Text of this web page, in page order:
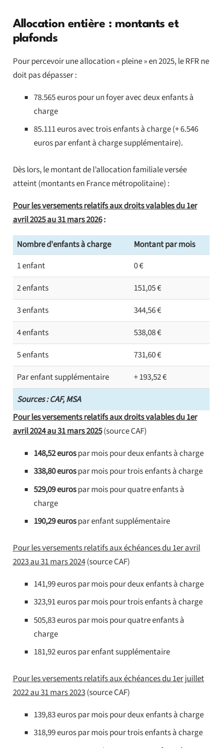
Allocation entière : montants et
plafonds
Pour percevoir une allocation « pleine » en 2025, le RFR ne
doit pas dépasser :
78.565 euros pour un foyer avec deux enfants à
charge
85.111 euros avec trois enfants à charge (+ 6.546
euros par enfant à charge supplémentaire).
Dès lors, le montant de l’allocation familiale versée
atteint (montants en France métropolitaine) :
Pour les versements relatifs aux droits valables du 1er
avril 2025 au 31 mars 2026:
Nombre d'enfants à charge Montant par mois
Sources : CAF, MSA
1 enfant
0 €
2 enfants
151,05 €
3 enfants
344,56 €
4 enfants
538,08 €
5 enfants
731,60 €
Par enfant supplémentaire
+ 193,52 €
Pour les versements relatifs aux droits valables du 1er
avril 2024 au 31 mars 2025(source CAF)
148,52 eurospar mois pour deux enfants à charge
338,80 eurospar mois pour trois enfants à charge
529,09 eurospar mois pour quatre enfants à
charge
190,29 eurospar enfant supplémentaire
Pour les versements relatifs aux échéances du 1er avril
2023 au 31 mars 2024(source CAF)
141,99 euros par mois pour deux enfants à charge
323,91 euros par mois pour trois enfants à charge
505,83 euros par mois pour quatre enfants à
charge
181,92 euros par enfant supplémentaire
Pour les versements relatifs aux échéances du 1er juillet
2022 au 31 mars 2023(source CAF)
139,83 euros par mois pour deux enfants à charge
318,99 euros par mois pour trois enfants à charge